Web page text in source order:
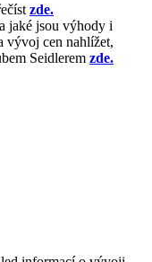
zde.
jaké jsou výhody i
vývoj cen nahlížet,
Seidlerem zde.